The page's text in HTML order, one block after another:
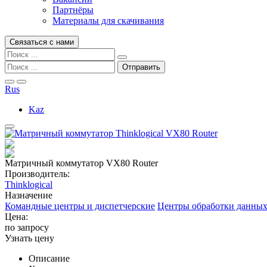
Партнёры
Материалы для скачивания
Связаться с нами
Rus
Kaz
Матричный коммутатор VX80 Router
Производитель:
Thinklogical
Назначение
Командные центры и диспетчерские Центры обработки
Цена:
по запросу
Узнать цену
Описание